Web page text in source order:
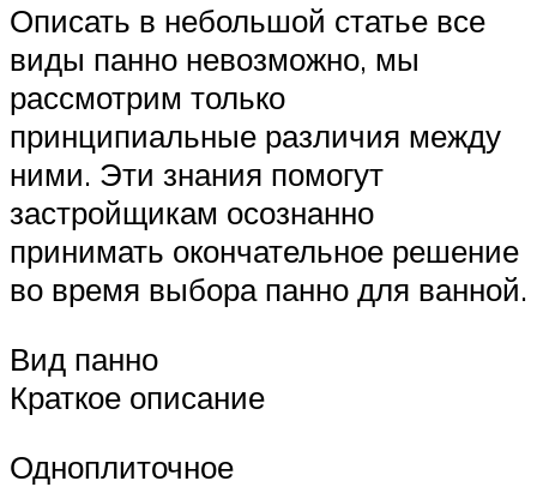
Описать в небольшой статье все
виды панно невозможно, мы
рассмотрим только
принципиальные различия между
ними. Эти знания помогут
застройщикам осознанно
принимать окончательное решение
во время выбора панно для ванной.
Вид панно
Краткое описание
Одноплиточное